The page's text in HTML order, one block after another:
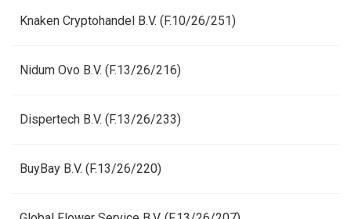
Knaken Cryptohandel B.V. (F.10/26/251)
Nidum Ovo B.V. (F.13/26/216)
Dispertech B.V. (F.13/26/233)
BuyBay B.V. (F.13/26/220)